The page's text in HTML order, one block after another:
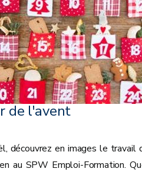
de l'avent
découvrez en images le travail
au SPW Emploi-Formation.